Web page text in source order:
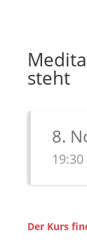
steht
8.
Der Kurs